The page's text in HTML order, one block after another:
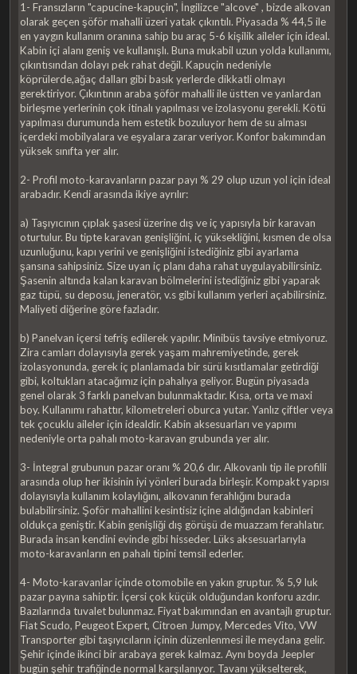
1- Fransızların "capucine-kapuçin", İngilizce "alcove" , bizde alkovan
olarak geçen şöför mahalli üzeri yatak çıkıntılı. Piyasada % 44,5 ile
en yaygın kullanım oranına sahip bu araç 5-6 kişilik aileler için ideal.
Kabin içi alanı geniş ve kullanışlı. Buna mukabil uzun yolda kullanımı,
çıkıntısından dolayı pek rahat değil. Kapuçin nedeniyle
köprülerde,ağaç dalları gibi basık yerlerde dikkatli olmayı
gerektiriyor. Çıkıntının araba şöför mahalli ile üstten ve yanlardan
birleşme yerlerinin çok itinalı yapılması ve izolasyonu gerekli. Kötü
yapılması durumunda hem estetik bozuluyor hem de su alması
içerdeki mobilyalara ve eşyalara zarar veriyor. Konfor bakımından
yüksek sınıfta yer alır.
2- Profil moto-karavanların pazar payı % 29 olup uzun yol için ideal
arabadır. Kendi arasında ikiye ayrılır:
a) Taşıyıcının çıplak şasesi üzerine dış ve iç yapısıyla bir karavan
oturtulur. Bu tipte karavan genişliğini, iç yüksekliğini, kısmen de olsa
uzunluğunu, kapı yerini ve genişliğini istediğiniz gibi ayarlama
şansına sahipsiniz. Size uyan iç planı daha rahat uygulayabilirsiniz.
Şasenin altında kalan karavan bölmelerini istediğiniz gibi yaparak
gaz tüpü, su deposu, jeneratör, v.s gibi kullanım yerleri açabilirsiniz.
Maliyeti diğerine göre fazladır.
b) Panelvan içersi tefriş edilerek yapılır. Minibüs tavsiye etmiyoruz.
Zira camları dolayısıyla gerek yaşam mahremiyetinde, gerek
izolasyonunda, gerek iç planlamada bir sürü kısıtlamalar getirdiği
gibi, koltukları atacağımız için pahalıya geliyor. Bugün piyasada
genel olarak 3 farklı panelvan bulunmaktadır. Kısa, orta ve maxi
boy. Kullanımı rahattır, kilometreleri oburca yutar. Yanlız çiftler veya
tek çocuklu aileler için idealdir. Kabin aksesuarları ve yapımı
nedeniyle orta pahalı moto-karavan grubunda yer alır.
3- İntegral grubunun pazar oranı % 20,6 dır. Alkovanlı tip ile profilli
arasında olup her ikisinin iyi yönleri burada birleşir. Kompakt yapısı
dolayısıyla kullanım kolaylığını, alkovanın ferahlığını burada
bulabilirsiniz. Şoför mahallini kesintisiz içine aldığından kabinleri
oldukça geniştir. Kabin genişliği dış görüşü de muazzam ferahlatır.
Burada insan kendini evinde gibi hisseder. Lüks aksesuarlarıyla
moto-karavanların en pahalı tipini temsil ederler.
4- Moto-karavanlar içinde otomobile en yakın gruptur. % 5,9 luk
pazar payına sahiptir. İçersi çok küçük olduğundan konforu azdır.
Bazılarında tuvalet bulunmaz. Fiyat bakımından en avantajlı gruptur.
Fiat Scudo, Peugeot Expert, Citroen Jumpy, Mercedes Vito, VW
Transporter gibi taşıyıcıların içinin düzenlenmesi ile meydana gelir.
Şehir içinde ikinci bir arabaya gerek kalmaz. Aynı boyda Jeepler
bugün şehir trafiğinde normal karşılanıyor. Tavanı yükselterek,